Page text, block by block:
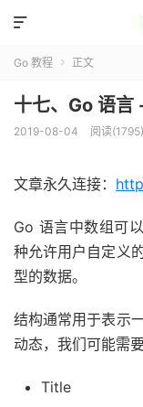

Go 教程  正文
十七、Go 语言
2019-08-04 阅读(1795)
文章永久连接：
Go 语言中数组可
种允许用户自定义
型的数据。
结构通常用于表示
动态，我们可能需
Title